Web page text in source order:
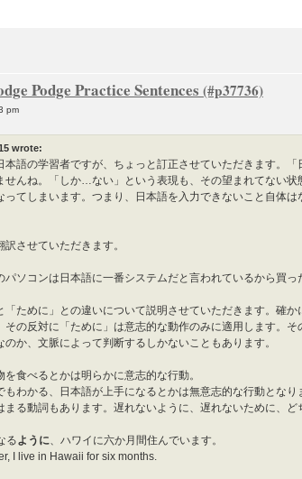
Podge Practice Sentences
pm
wrote:
本語の学習者ですが、ちょっと訂正させていただきます。
せんね。「しか…ない」という表現も、その望まれてない
ってしまいます。つまり、日本語を入力できないこと自体
させていただきます。
パソコンは日本語に一番システムだと言われているから買っ
「ために」との違いについて説明させていただきます。確
その反対に「ために」は意志的な動作のみに適用します。
か、文脈によって判断するしかないこともあります。
食べるとかは明らかに意志的な行動。
もわかる、日本語が上手になるとかは無意志的な行動となり
まる動詞もあります。遅れないように、遅れないために、ど
る ように 、ハワイに六か月間住んでいます。
I live in Hawaii for six months.